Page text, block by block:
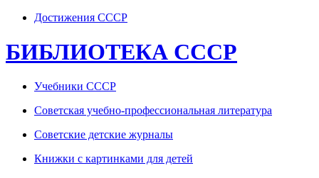
Достижения СССР
БИБЛИОТЕКА СССР
Учебники СССР
Советская учебно-профессиональная литература
Советские детские журналы
Книжки с картинками для детей